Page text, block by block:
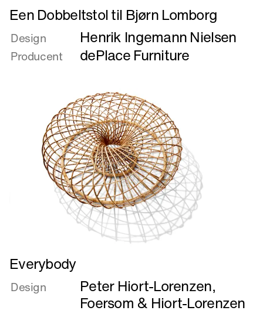
Læs
mere
om
Een
Dobbeltstol
Een Dobbeltstol til Bjørn Lomborg
Design Henrik Ingemann Nielsen
Producent dePlace Furniture
Læs
mere
om
Everybody
Design Peter Hiort-Lorenzen,
Foersom & Hiort-Lorenzen